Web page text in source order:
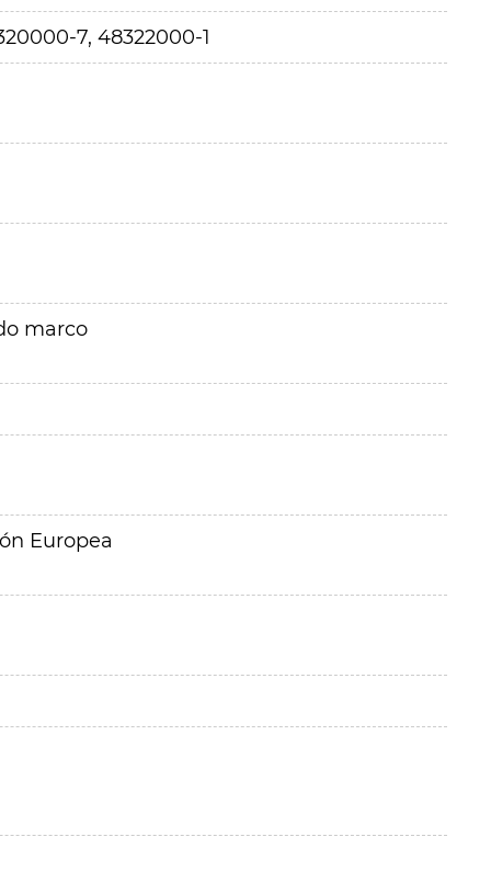
7, 48322000-1
marco
Europea